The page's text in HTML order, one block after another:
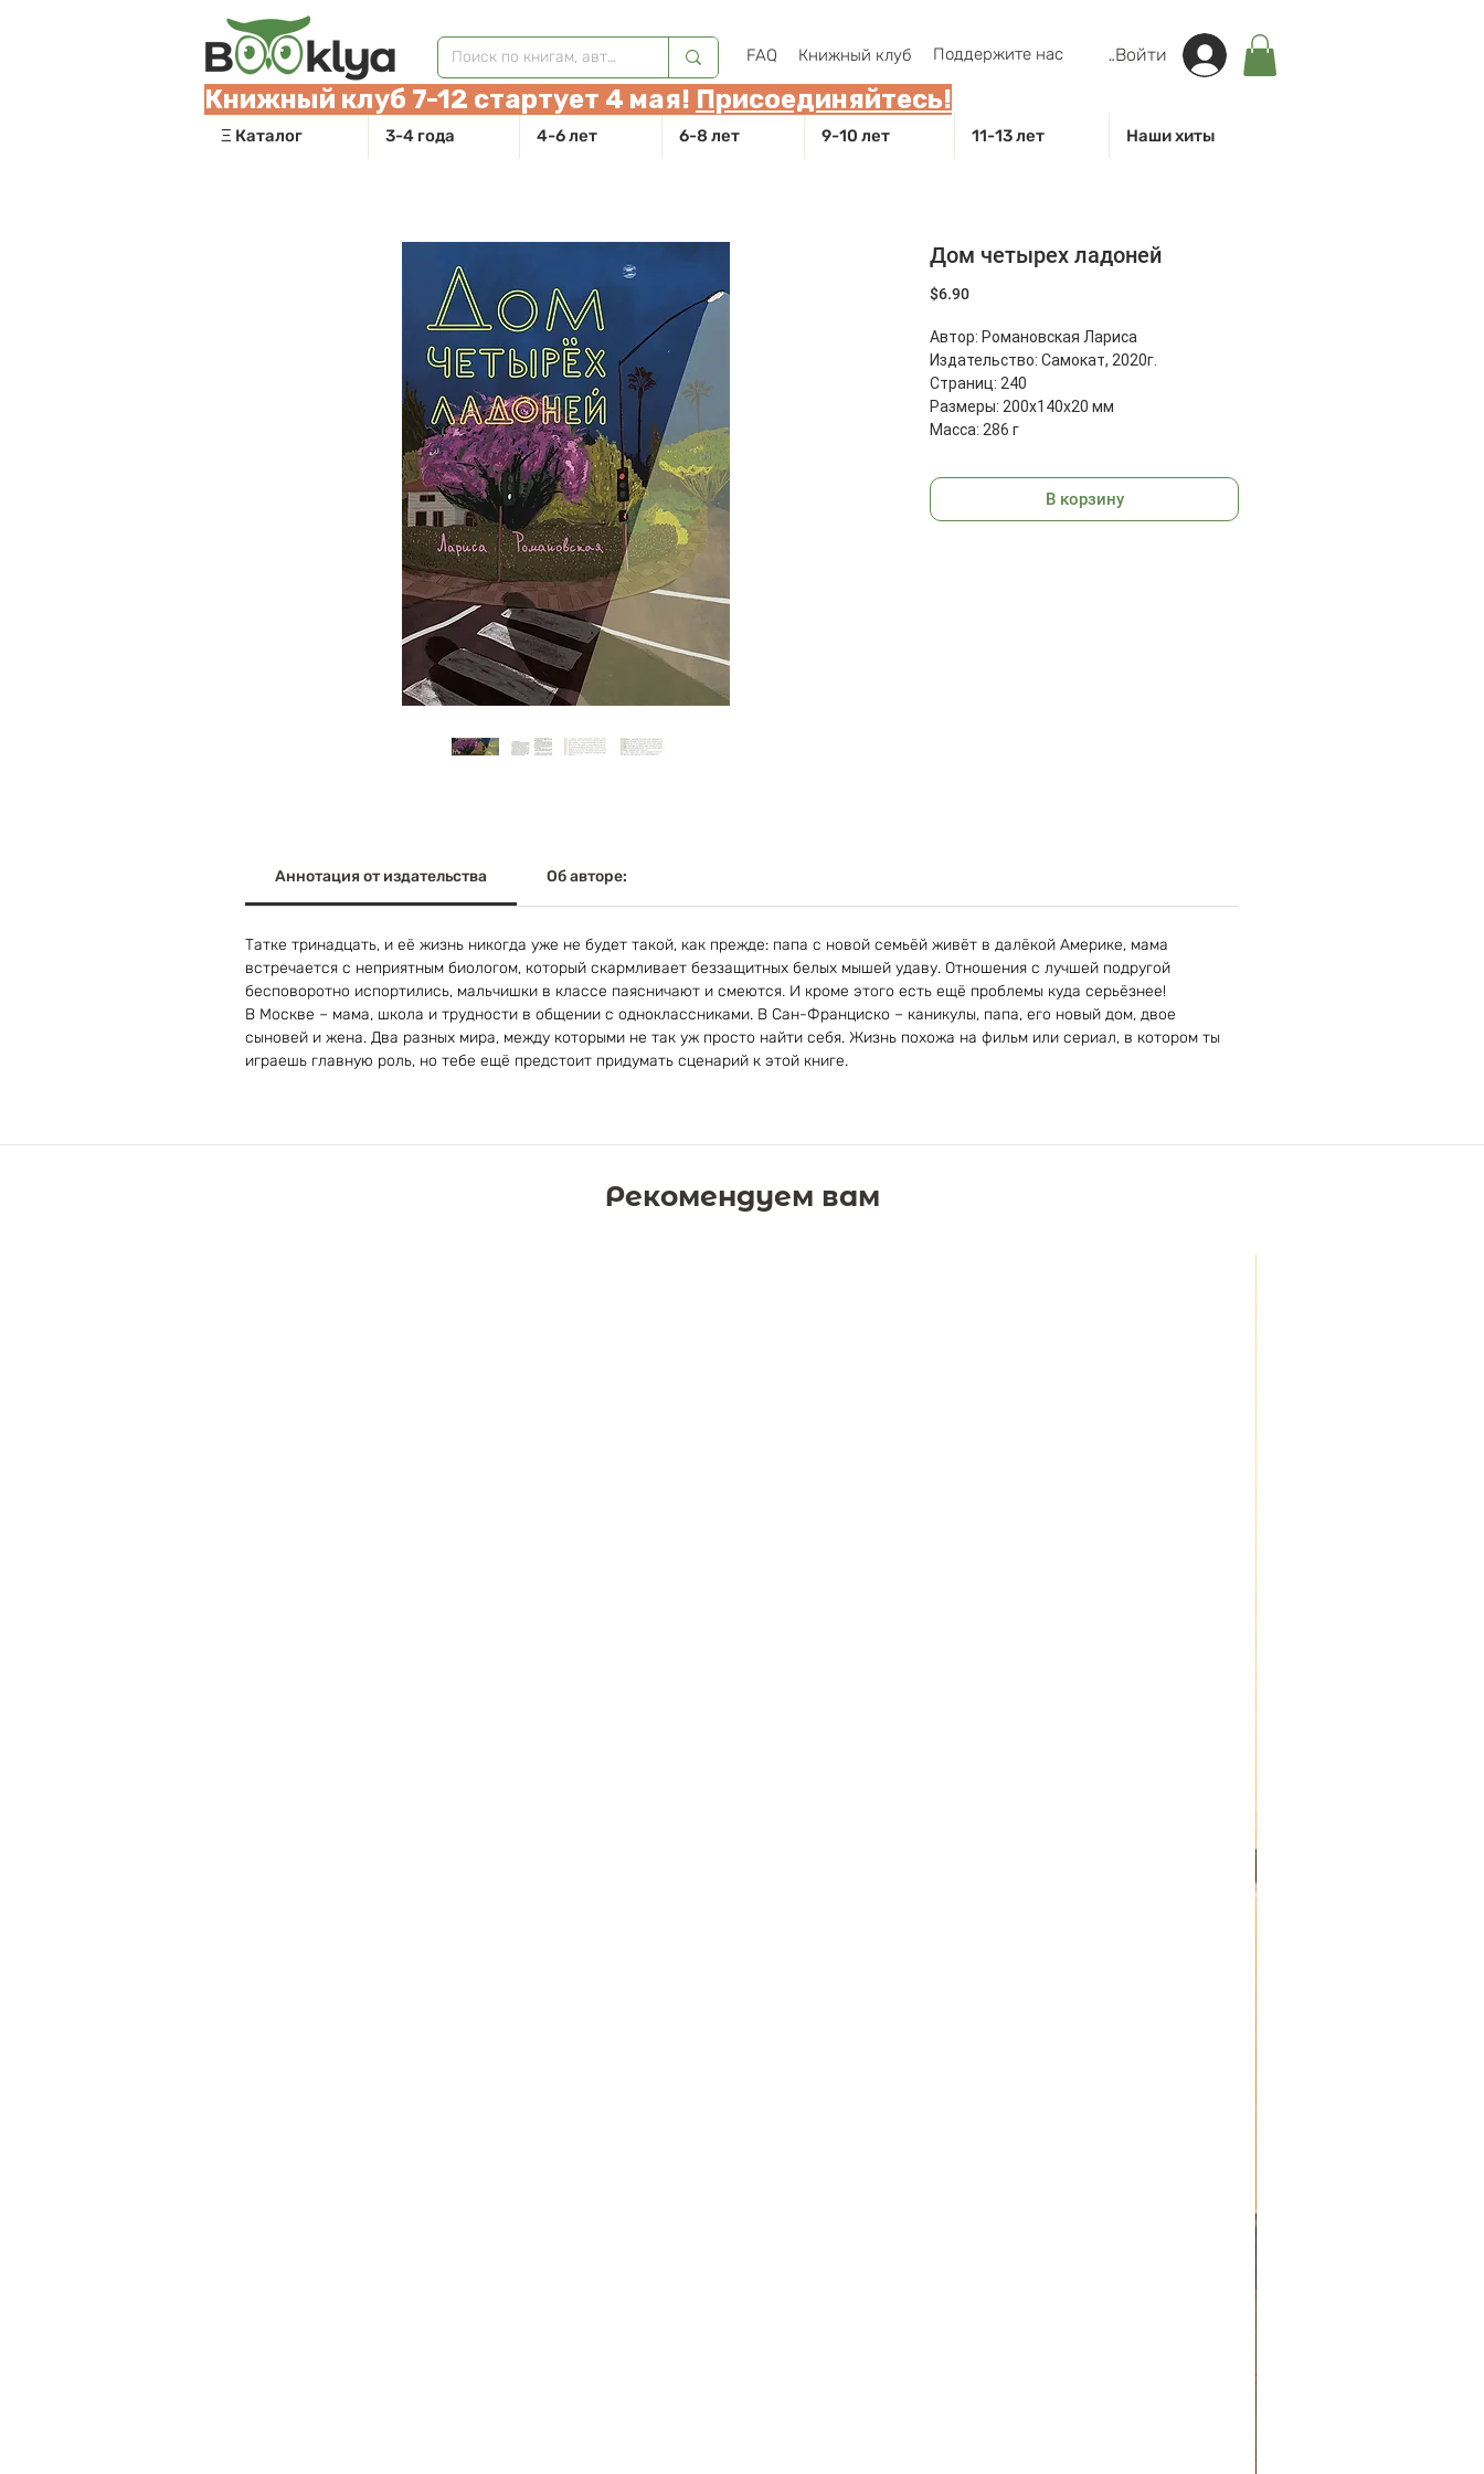
FAQ Книжный клуб Поддержите нас Войти
Ξ Каталог 3-4 года 4-6 лет 6-8 лет 9-10 лет 11-13 лет Наши хиты
Книжный клуб 7-12 стартует 4 мая! Присоединяйтесь!
Дом четырех ладоней
$6.90Цена
Автор: Романовская Лариса
Издательство: Самокат, 2020г.
Страниц: 240
Размеры: 200x140x20 мм
Масса: 286 г
В корзину
Аннотация от издательства Об авторе:
Татке тринадцать, и её жизнь никогда уже не будет такой, как прежде: папа с новой семьёй живёт в далёкой Америке, мама
встречается с неприятным биологом, который скармливает беззащитных белых мышей удаву. Отношения с лучшей подругой
бесповоротно испортились, мальчишки в классе паясничают и смеются. И кроме этого есть ещё проблемы куда серьёзнее!
В Москве – мама, школа и трудности в общении с одноклассниками. В Сан-Франциско – каникулы, папа, его новый дом, двое
сыновей и жена. Два разных мира, между которыми не так уж просто найти себя. Жизнь похожа на фильм или сериал, в котором ты
играешь главную роль, но тебе ещё предстоит придумать сценарий к этой книге.
Рекомендуем вам